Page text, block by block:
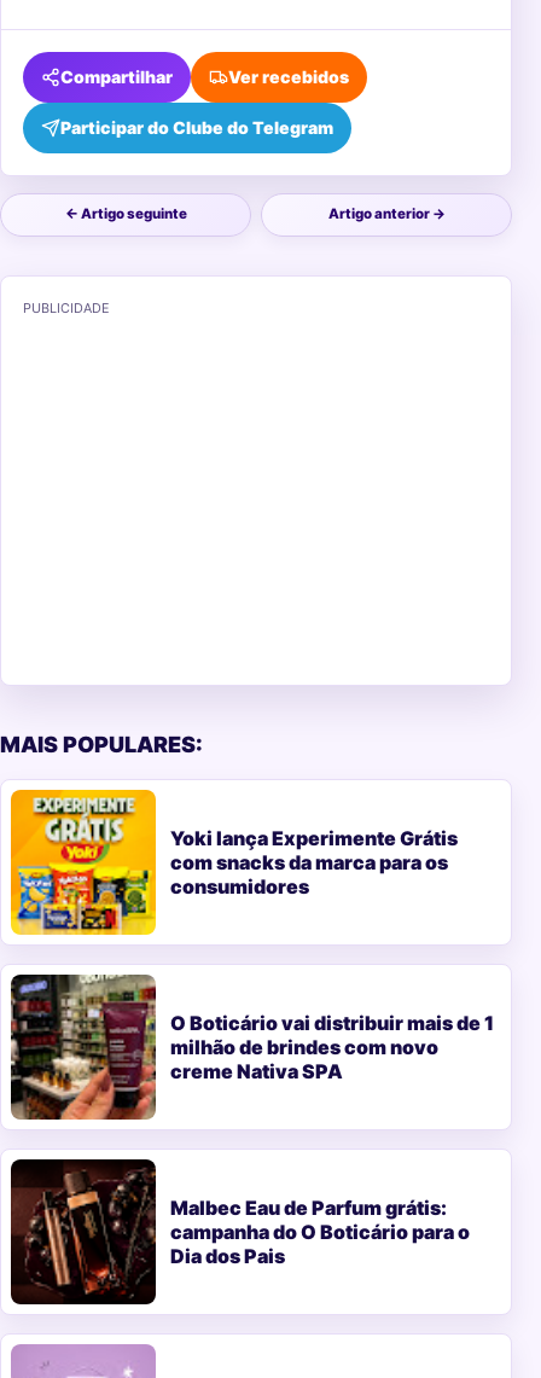
Compartilhar
Participar do Clube do Telegram
Ver recebidos
← Artigo seguinte Artigo anterior →
PUBLICIDADE
MAIS POPULARES:
Yoki lança Experimente Grátis
com snacks da marca para os
consumidores
O Boticário vai distribuir mais de 1
milhão de brindes com novo
creme Nativa SPA
Malbec Eau de Parfum grátis:
campanha do O Boticário para o
Dia dos Pais